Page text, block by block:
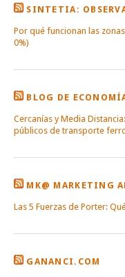
SINTETIA:
Por qué funcionan las
0%)
BLOG DE
Cercanías y Media
públicos de transporte
MK@ MARKETING
Las 5 Fuerzas de Porter:
GANANCI.COM